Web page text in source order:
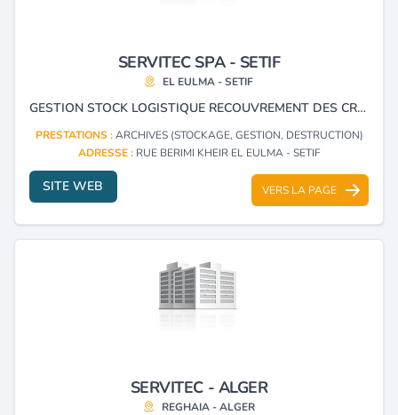
SERVITEC SPA - SETIF
EL EULMA - SETIF
GESTION STOCK LOGISTIQUE RECOUVREMENT DES CRÉANCES
PRESTATIONS :ARCHIVES (STOCKAGE, GESTION, DESTRUCTION)
ADRESSE : RUE BERIMI KHEIR EL EULMA - SETIF
SITE WEB VERS LA PAGE
SERVITEC - ALGER
REGHAIA - ALGER